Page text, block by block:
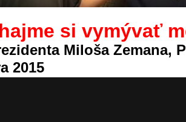
si vymývať
Miloša Zemana,
2015